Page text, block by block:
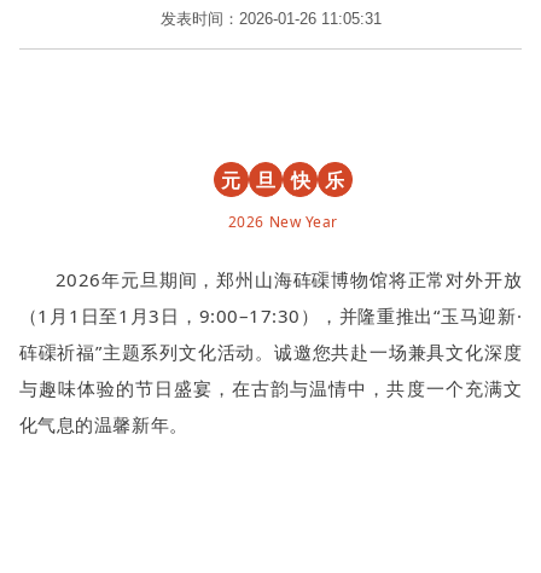
发表时间：2026-01-26 11:05:31
元 旦 快 乐
2026 New Year
2026年元旦期间，郑州山海砗磲博物馆将正常对外开放
（1月1日至1月3日，9:00–17:30），并隆重推出“玉马迎新·
砗磲祈福”主题系列文化活动。诚邀您共赴一场兼具文化深度
与趣味体验的节日盛宴，在古韵与温情中，共度一个充满文
化气息的温馨新年。